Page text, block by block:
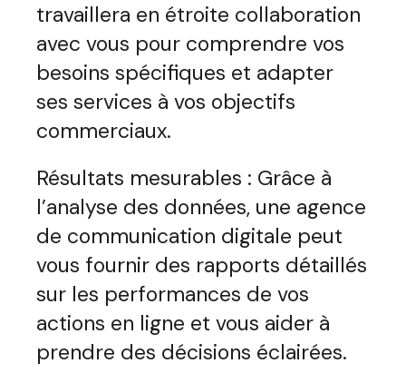
travaillera en étroite collaboration
avec vous pour comprendre vos
besoins spécifiques et adapter
ses services à vos objectifs
commerciaux.
Résultats mesurables : Grâce à
l’analyse des données, une agence
de communication digitale peut
vous fournir des rapports détaillés
sur les performances de vos
actions en ligne et vous aider à
prendre des décisions éclairées.